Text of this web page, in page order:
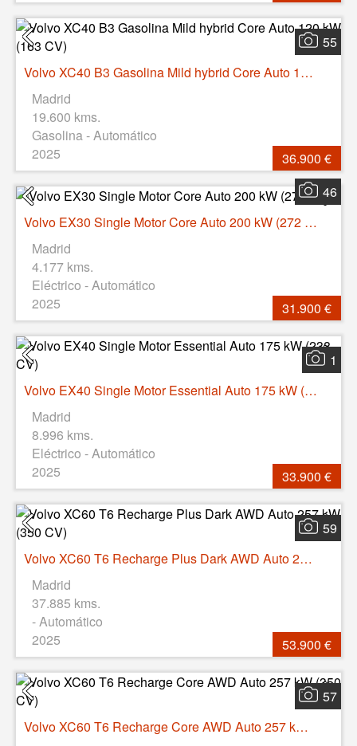
55
Volvo XC40 B3 Gasolina Mild hybrid Core Auto 120 kW (163 CV)
Madrid
19.600 kms.
Gasolina - Automático
2025
36.900 €
46
Volvo EX30 Single Motor Core Auto 200 kW (272 CV)
Madrid
4.177 kms.
Eléctrico - Automático
2025
31.900 €
1
Volvo EX40 Single Motor Essential Auto 175 kW (238 CV)
Madrid
8.996 kms.
Eléctrico - Automático
2025
33.900 €
59
Volvo XC60 T6 Recharge Plus Dark AWD Auto 257 kW (350 CV)
Madrid
37.885 kms.
- Automático
2025
53.900 €
57
Volvo XC60 T6 Recharge Core AWD Auto 257 kW (350 CV)